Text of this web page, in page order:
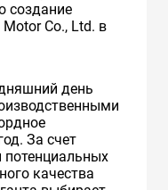
создание
Co., Ltd. в
день
За счет
потенциальных
качества